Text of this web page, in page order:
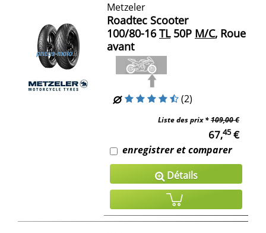
Metzeler
Roadtec Scooter
100/80-16 TL50P M/C, Roue
avant
(2)
Liste des prix *109,00 €
67,45€
enregistrer et comparer
Détails